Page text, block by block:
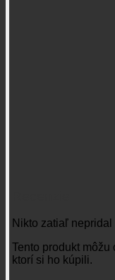
Nikto zatiaľ
Tento produkt
ktorí si ho kúpili.